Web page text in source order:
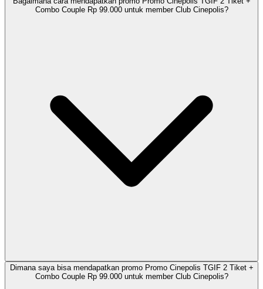
Combo Couple Rp 99.000 untuk member Club Cinepolis?
Dimana saya bisa mendapatkan promo Promo Cinepolis TGIF 2 Tiket +
Combo Couple Rp 99.000 untuk member Club Cinepolis?